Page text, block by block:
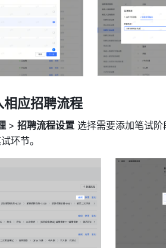
应招聘流程
> 招聘流程设置 选择需要添加笔试
环节。